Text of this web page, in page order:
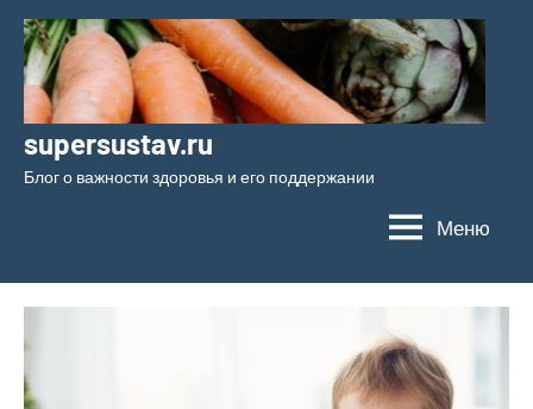
Перейти
содержимому
supersustav.ru
Блог о важности здоровья и его поддержании
Меню